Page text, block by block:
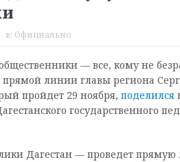
в: Официально
— все, кому не
линии главы региона
пройдет 29 ноября, поделился
государственного
Дагестан — проведет